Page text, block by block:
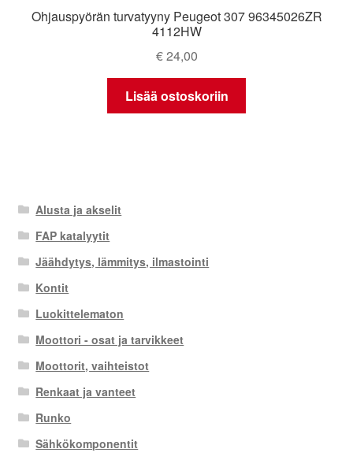
Ohjauspyörän turvatyyny Peugeot 307 96345026ZR
4112HW
€24,00
Lisää ostoskoriin
Alusta ja akselit
FAP katalyytit
Jäähdytys, lämmitys, ilmastointi
Kontit
Luokittelematon
Moottori - osat ja tarvikkeet
Moottorit, vaihteistot
Renkaat ja vanteet
Runko
Sähkökomponentit